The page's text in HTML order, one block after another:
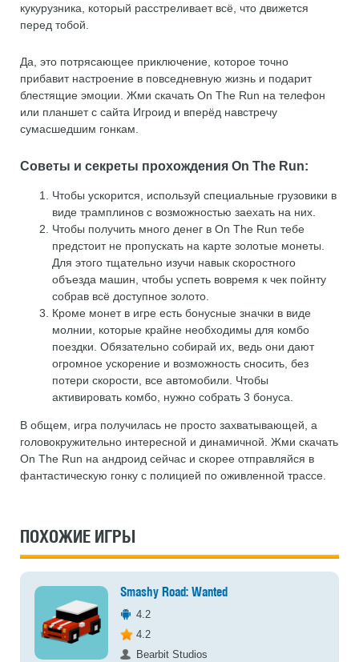
кукурузника, который расстреливает всё, что движется
перед тобой.
Да, это потрясающее приключение, которое точно
прибавит настроение в повседневную жизнь и подарит
блестящие эмоции. Жми скачать On The Run на телефон
или планшет с сайта Игроид и вперёд навстречу
сумасшедшим гонкам.
Советы и секреты прохождения On The Run:
Чтобы ускорится, используй специальные грузовики в
виде трамплинов с возможностью заехать на них.
Чтобы получить много денег в On The Run тебе
предстоит не пропускать на карте золотые монеты.
Для этого тщательно изучи навык скоростного
объезда машин, чтобы успеть вовремя к чек пойнту
собрав всё доступное золото.
Кроме монет в игре есть бонусные значки в виде
молнии, которые крайне необходимы для комбо
поездки. Обязательно собирай их, ведь они дают
огромное ускорение и возможность сносить, без
потери скорости, все автомобили. Чтобы
активировать комбо, нужно собрать 3 бонуса.
В общем, игра получилась не просто захватывающей, а
головокружительно интересной и динамичной. Жми скачать
On The Run на андроид сейчас и скорее отправляйся в
фантастическую гонку с полицией по оживленной трассе.
ПОХОЖИЕ ИГРЫ
Smashy Road: Wanted
4.2
4.2
Bearbit Studios